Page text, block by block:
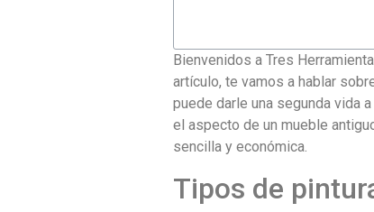
Bienvenidos a Tres
artículo, te vamos a hablar
puede darle una segunda vida
el aspecto de un mueble
sencilla y económica.
Tipos de